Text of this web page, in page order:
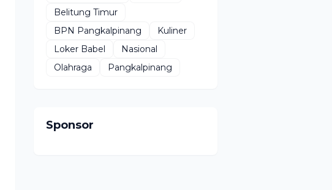
Belitung Timur
BPN Pangkalpinang
Kuliner
Loker Babel
Nasional
Olahraga
Pangkalpinang
Sponsor